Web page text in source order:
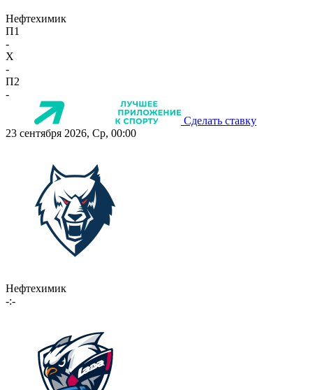
Нефтехимик
П1
-
X
-
П2
-
Сделать ставку
23 сентября 2026, Ср, 00:00
Нефтехимик
-:-